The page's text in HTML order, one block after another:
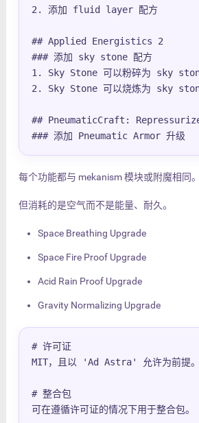
2. 添加 fluid layer 配方
## Applied Energistics 2
### 添加 sky stone 配方
1. Sky Stone 可以粉碎为 sky
2. Sky Stone 可以烧炼为 sky
## PneumaticCraft:
### 添加 Pneumatic Armor 升级
每个功能都与 mekanism 模块或附魔相同。
但消耗的是空气而不是能量、耐久。
Space Breathing Upgrade
Space Fire Proof Upgrade
Acid Rain Proof Upgrade
Gravity Normalizing Upgrade
# 许可证
MIT，且以 'Ad Astra' 允许为前提。
# 整合包
可在遵循许可证的情况下用于整合包。